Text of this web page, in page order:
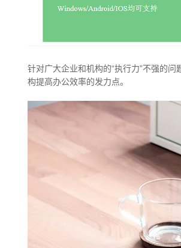
针对广大企业和机构的“执行力”不强的
构提高办公效率的发力点。